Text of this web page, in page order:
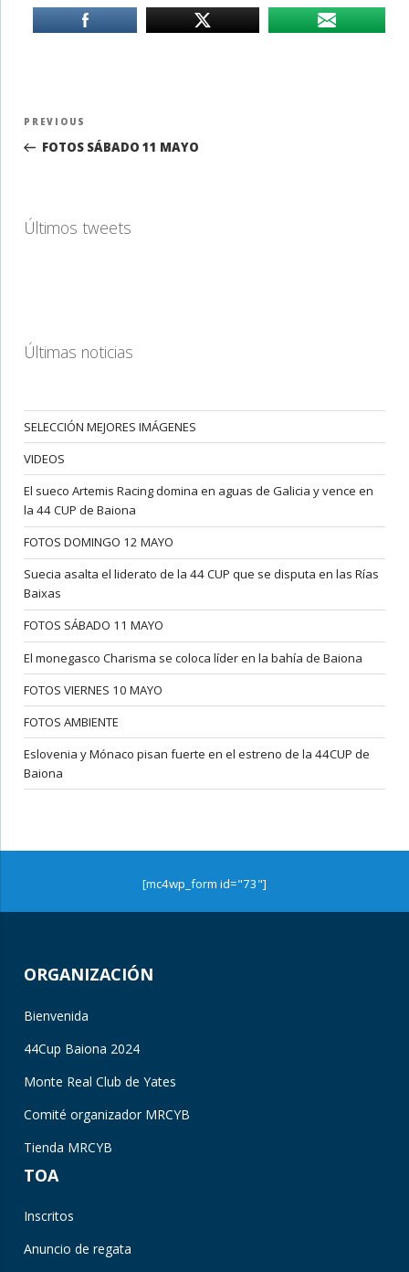
Navegación
entradas
Previous
Post
PREVIOUS
FOTOS SÁBADO 11 MAYO
Últimos tweets
Últimas noticias
SELECCIÓN MEJORES IMÁGENES
VIDEOS
El sueco Artemis Racing domina en aguas de Galicia y vence en
la 44 CUP de Baiona
FOTOS DOMINGO 12 MAYO
Suecia asalta el liderato de la 44 CUP que se disputa en las Rías
Baixas
FOTOS SÁBADO 11 MAYO
El monegasco Charisma se coloca líder en la bahía de Baiona
FOTOS VIERNES 10 MAYO
FOTOS AMBIENTE
Eslovenia y Mónaco pisan fuerte en el estreno de la 44CUP de
Baiona
[mc4wp_form id="73"]
ORGANIZACIÓN
Bienvenida
44Cup Baiona 2024
Monte Real Club de Yates
Comité organizador MRCYB
Tienda MRCYB
TOA
Inscritos
Anuncio de regata